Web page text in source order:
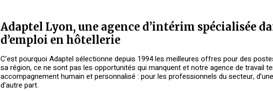
Adaptel Lyon, une agence d’intérim spécialisée
d’emploi en hôtellerie
C’est pourquoi Adaptel sélectionne depuis 1994 les meilleures offres pour des
sa région, ce ne sont pas les opportunités qui manquent et notre agence de travail
accompagnement humain et personnalisé : pour les professionnels du secteur,
d’autre part.